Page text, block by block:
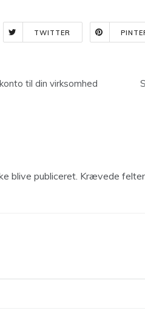
TWITTER
til din virksomhed
blive publiceret. Krævede